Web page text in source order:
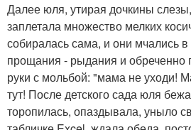
Далее юля, утирая дочкины
заплетала множество мелких
собиралась сама, и они мчались в
прощания - рыдания и обреченно
руки с мольбой: "мама не уходи!
тут! После детского сада юля
торопилась, опаздывала, уныло